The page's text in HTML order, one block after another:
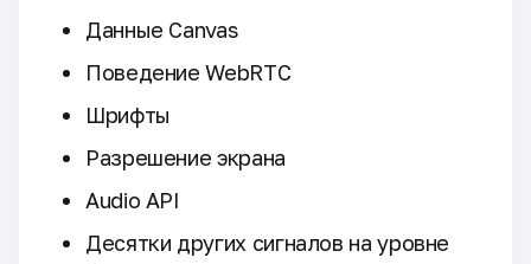
Данные Canvas
Поведение WebRTC
Шрифты
Разрешение экрана
Audio API
Десятки других сигналов на уровне